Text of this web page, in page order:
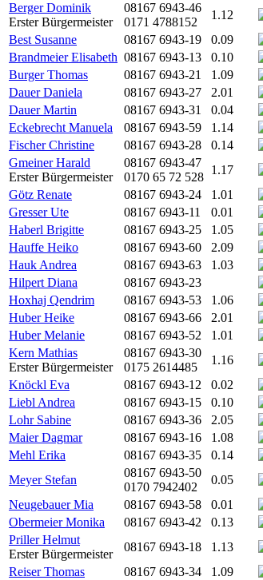
Berger Dominik
Erster Bürgermeister
08167 6943-46
0171 4788152
1.12
Best Susanne
08167 6943-19 0.09
Brandmeier Elisabeth 08167 6943-13 0.10
Burger Thomas
08167 6943-21 1.09
Dauer Daniela
08167 6943-27 2.01
Dauer Martin
08167 6943-31 0.04
Eckebrecht Manuela
08167 6943-59 1.14
Fischer Christine
08167 6943-28 0.14
Gmeiner Harald
Erster Bürgermeister
08167 6943-47
0170 65 72 528
1.17
Götz Renate
08167 6943-24 1.01
Gresser Ute
08167 6943-11 0.01
Haberl Brigitte
08167 6943-25 1.05
Hauffe Heiko
08167 6943-60 2.09
Hauk Andrea
08167 6943-63 1.03
Hilpert Diana
08167 6943-23
Hoxhaj Qendrim
08167 6943-53 1.06
Huber Heike
08167 6943-66 2.01
Huber Melanie
08167 6943-52 1.01
Kern Mathias
Erster Bürgermeister
08167 6943-30
0175 2614485
1.16
Knöckl Eva
08167 6943-12 0.02
Liebl Andrea
08167 6943-15 0.10
Lohr Sabine
08167 6943-36 2.05
Maier Dagmar
08167 6943-16 1.08
Mehl Erika
08167 6943-35 0.14
Meyer Stefan
08167 6943-50
0170 7942402
0.05
Neugebauer Mia
08167 6943-58 0.01
Obermeier Monika
08167 6943-42 0.13
Priller Helmut
Erster Bürgermeister
08167 6943-18 1.13
Reiser Thomas
08167 6943-34 1.09